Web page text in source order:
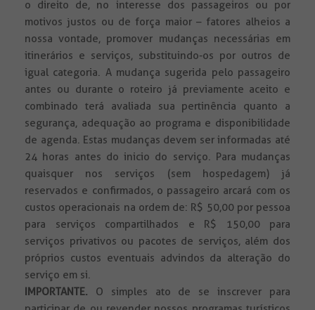
o direito de, no interesse dos passageiros ou por
motivos justos ou de força maior – fatores alheios a
nossa vontade, promover mudanças necessárias em
itinerários e serviços, substituindo-os por outros de
igual categoria. A mudança sugerida pelo passageiro
antes ou durante o roteiro já previamente aceito e
combinado terá avaliada sua pertinência quanto a
segurança, adequação ao programa e disponibilidade
de agenda. Estas mudanças devem ser informadas até
24 horas antes do inicio do serviço. Para mudanças
quaisquer nos serviços (sem hospedagem) já
reservados e confirmados, o passageiro arcará com os
custos operacionais na ordem de: R$ 50,00 por pessoa
para serviços compartilhados e R$ 150,00 para
serviços privativos ou pacotes de serviços, além dos
próprios custos eventuais advindos da alteração do
serviço em si.
IMPORTANTE. O simples ato de se inscrever para